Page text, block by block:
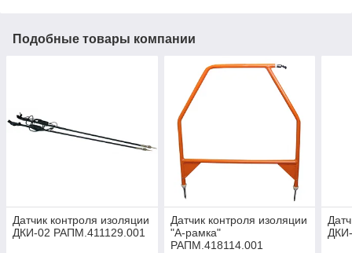
Подобные товары компании
Датчик контроля изоляции
ДКИ-02 РАПМ.411129.001
Датчик контроля изоляции
"А-рамка"
РАПМ.418114.001